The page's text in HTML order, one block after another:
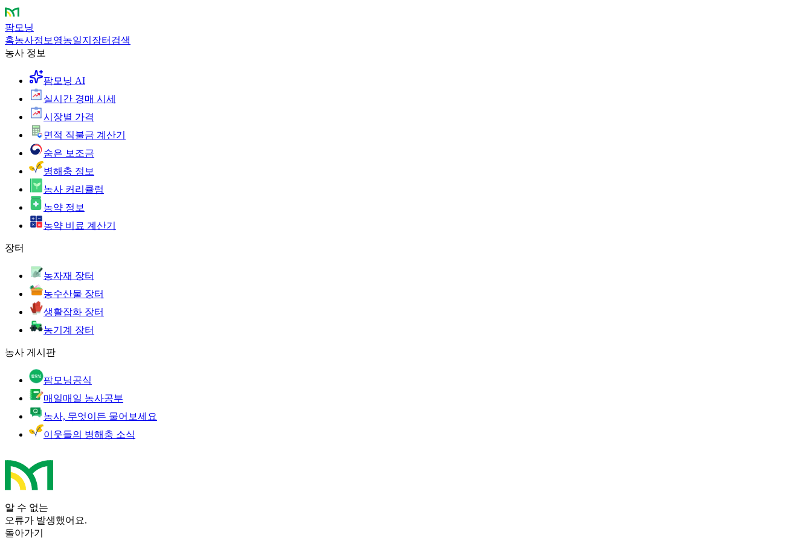
팜모닝
홈농사정보 영농일지 장터 검색
농사 정보
팜모닝 AI
실시간 경매 시세
시장별 가격
면적 직불금 계산기
숨은 보조금
병해충 정보
농사 커리큘럼
농약 정보
농약 비료 계산기
장터
농자재 장터
농수산물 장터
생활잡화 장터
농기계 장터
농사 게시판
팜모닝공식
매일매일 농사공부
농사, 무엇이든 물어보세요
이웃들의 병해충 소식
알 수 없는
오류가 발생했어요.
돌아가기